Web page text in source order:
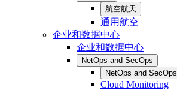
航空航天
通用航空
企业和数据中心
企业和数据中心
NetOps and SecOps
NetOps and SecOps
Cloud Monitoring